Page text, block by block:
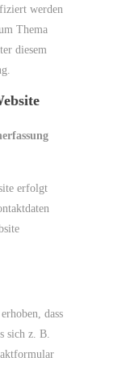
werden
Thema
diesem
erfolgt
dass
sich z. B.